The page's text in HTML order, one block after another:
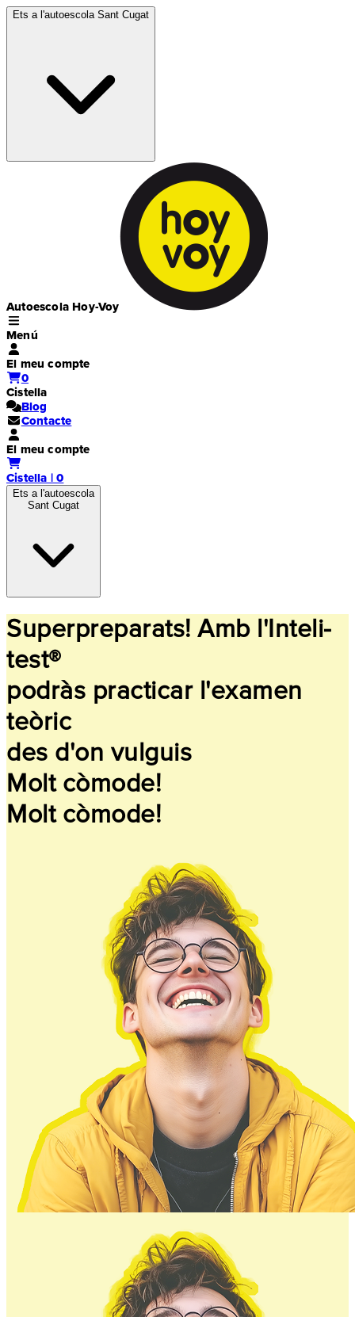
Ets a l'autoescola Sant Cugat
Autoescola Hoy-Voy
Menú
El meu compte
0
Cistella
Blog
Contacte
El meu compte
Cistella | 0
Ets a l'autoescola
Sant Cugat
Superpreparats! Amb l'Inteli-
test®
podràs practicar l'examen
teòric
des d'on vulguis
Molt còmode!
Molt còmode!